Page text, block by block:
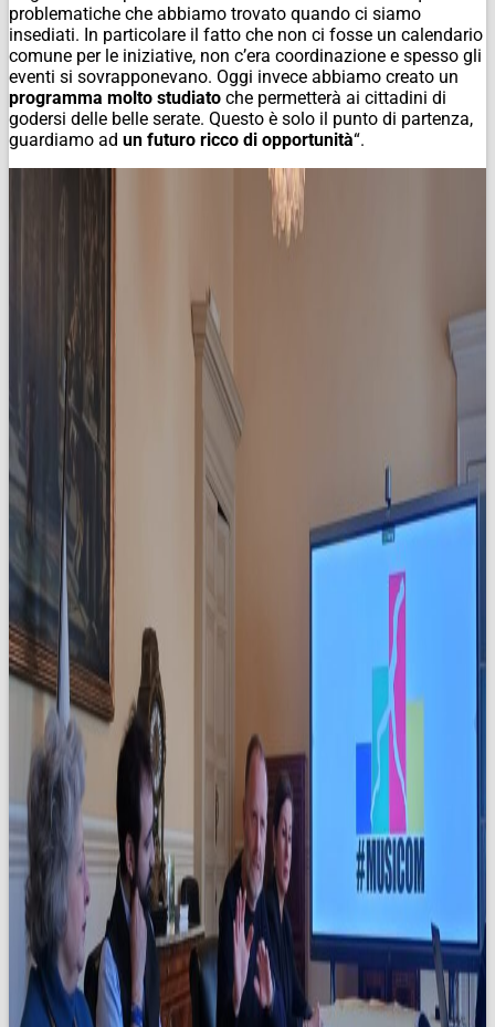
problematiche che abbiamo trovato quando ci siamo
insediati. In particolare il fatto che non ci fosse un calendario
comune per le iniziative, non c’era coordinazione e spesso gli
eventi si sovrapponevano. Oggi invece abbiamo creato un
programma molto studiato che permetterà ai cittadini di
godersi delle belle serate. Questo è solo il punto di partenza,
guardiamo ad un futuro ricco di opportunità“.